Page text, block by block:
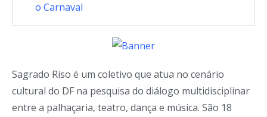
o Carnaval
Sagrado Riso é um coletivo que atua no cenário
cultural do DF na pesquisa do diálogo multidisciplinar
entre a palhaçaria, teatro, dança e música. São 18